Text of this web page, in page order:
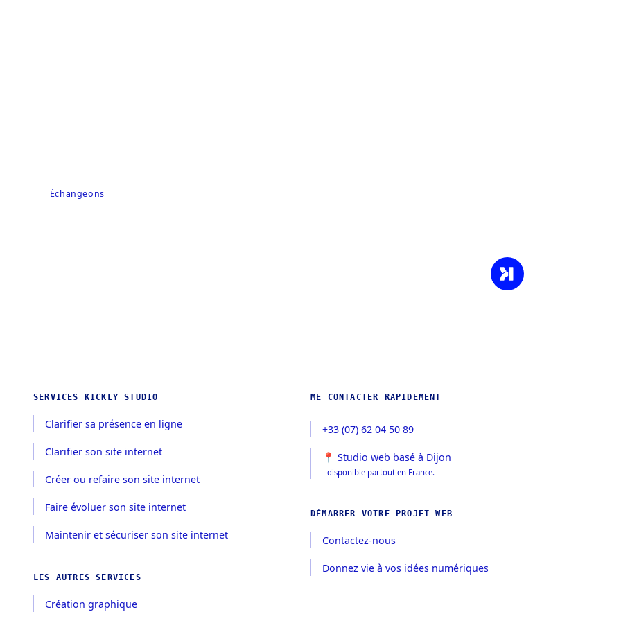
Échangeons
SERVICES KICKLY STUDIO
Clarifier sa présence en ligne
Clarifier son site internet
Créer ou refaire son site internet
Faire évoluer son site internet
Maintenir et sécuriser son site internet
LES AUTRES SERVICES
Création graphique
ME CONTACTER RAPIDEMENT
+33 (07) 62 04 50 89
📍 Studio web basé à Dijon
- disponible partout en France.
DÉMARRER VOTRE PROJET WEB
Contactez-nous
Donnez vie à vos idées numériques